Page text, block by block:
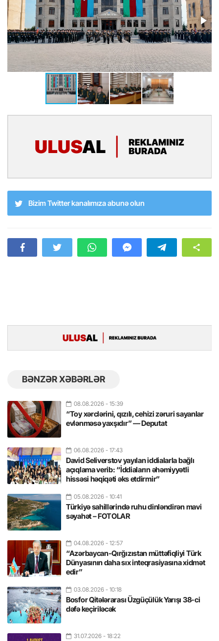
Bizim Twitter kanalımıza abunə olun
BƏNZƏR XƏBƏRLƏR
08.08.2026 - 15:39
“Toy xərclərini, qızılı, cehizi zəruri sayanlar
evlənməsə yaxşıdır” — Deputat
06.08.2026 - 17:43
David Seliverstov yayılan iddialarla bağlı
açıqlama verib: “İddiaların əhəmiyyətli
hissəsi həqiqəti əks etdirmir”
05.08.2026 - 10:41
Türkiyə sahillərində ruhu dinləndirən mavi
səyahət – FOTOLAR
04.08.2026 - 12:57
“Azərbaycan-Qırğızıstan müttəfiqliyi Türk
Dünyasının daha sıx inteqrasiyasına xidmət
edir”
03.08.2026 - 10:18
Bosfor Qitələrarası Üzgüçülük Yarışı 38-ci
dəfə keçiriləcək
31.07.2026 - 18:22